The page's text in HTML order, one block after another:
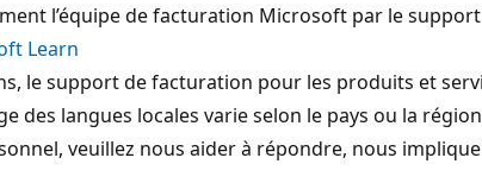
l’équipe de facturation Microsoft par le
Learn
le support de facturation pour les produits et
des langues locales varie selon le pays ou la
veuillez nous aider à répondre, nous